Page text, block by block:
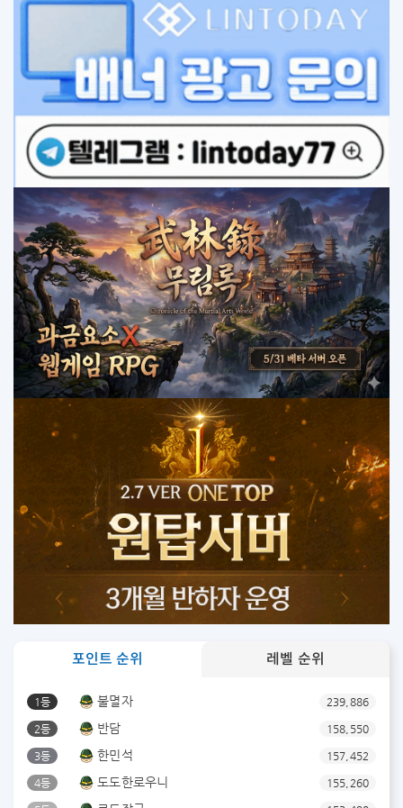
포인트 순위 레벨 순위
1등 불멸자 239,886
2등 반담 158,550
3등 한민석 157,452
4등 도도한로우니 155,260